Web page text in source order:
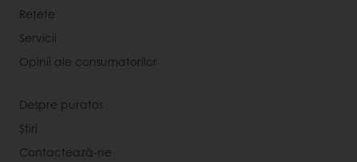
Rețete
Servicii
Opinii ale consumatorilor
Despre puratos
Știri
Contactează-ne